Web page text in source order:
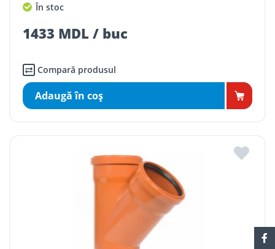
În stoc
1433 MDL / buc
Compară produsul
Adaugă în coş